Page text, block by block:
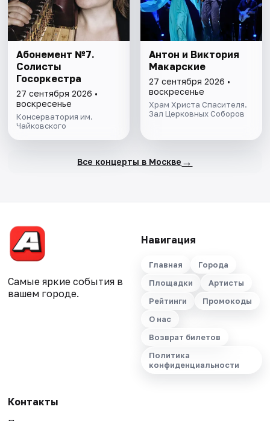
Абонемент №7.
Солисты
Госоркестра
27 сентября 2026 •
воскресенье
Консерватория им.
Чайковского
Антон и Виктория
Макарские
27 сентября 2026 •
воскресенье
Храм Христа Спасителя.
Зал Церковных Соборов
Все концерты в Москве →
Самые яркие события в
вашем городе.
Навигация
Главная
Города
Площадки
Артисты
Рейтинги
Промокоды
О нас
Возврат билетов
Политика
конфиденциальности
Контакты